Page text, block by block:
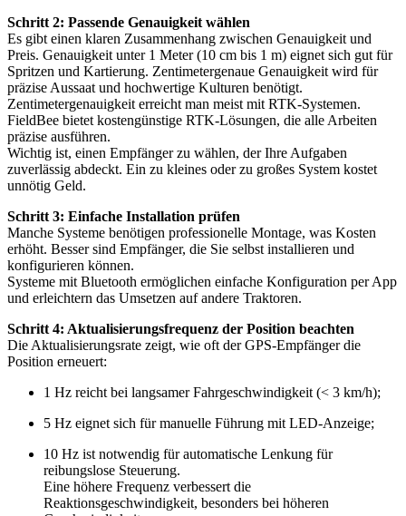
Schritt 2: Passende Genauigkeit wählen
Es gibt einen klaren Zusammenhang zwischen Genauigkeit und
Preis. Genauigkeit unter 1 Meter (10 cm bis 1 m) eignet sich gut für
Spritzen und Kartierung. Zentimetergenaue Genauigkeit wird für
präzise Aussaat und hochwertige Kulturen benötigt.
Zentimetergenauigkeit erreicht man meist mit RTK-Systemen.
FieldBee bietet kostengünstige RTK-Lösungen, die alle Arbeiten
präzise ausführen.
Wichtig ist, einen Empfänger zu wählen, der Ihre Aufgaben
zuverlässig abdeckt. Ein zu kleines oder zu großes System kostet
unnötig Geld.
Schritt 3: Einfache Installation prüfen
Manche Systeme benötigen professionelle Montage, was Kosten
erhöht. Besser sind Empfänger, die Sie selbst installieren und
konfigurieren können.
Systeme mit Bluetooth ermöglichen einfache Konfiguration per App
und erleichtern das Umsetzen auf andere Traktoren.
Schritt 4: Aktualisierungsfrequenz der Position beachten
Die Aktualisierungsrate zeigt, wie oft der GPS-Empfänger die
Position erneuert:
1 Hz reicht bei langsamer Fahrgeschwindigkeit (< 3 km/h);
5 Hz eignet sich für manuelle Führung mit LED-Anzeige;
10 Hz ist notwendig für automatische Lenkung für
reibungslose Steuerung.
Eine höhere Frequenz verbessert die
Reaktionsgeschwindigkeit, besonders bei höheren